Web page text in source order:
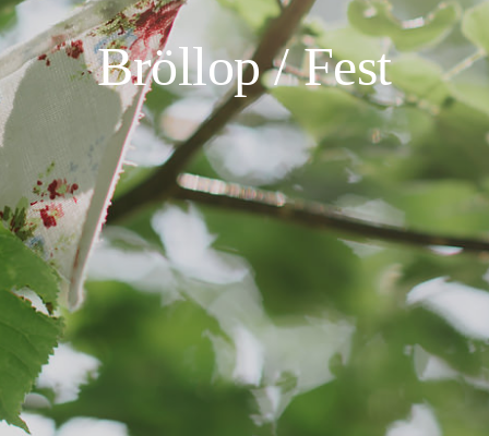
Bröllop / Fest